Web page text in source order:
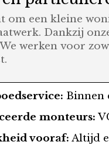
om een kleine
Dankzij
werken voor
Binnen
monteurs:
vooraf: Altijd